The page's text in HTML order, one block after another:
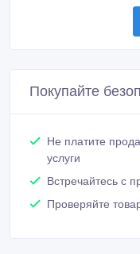
Покупайте
Не платите
услуги
Встречайтесь с
Проверяйте